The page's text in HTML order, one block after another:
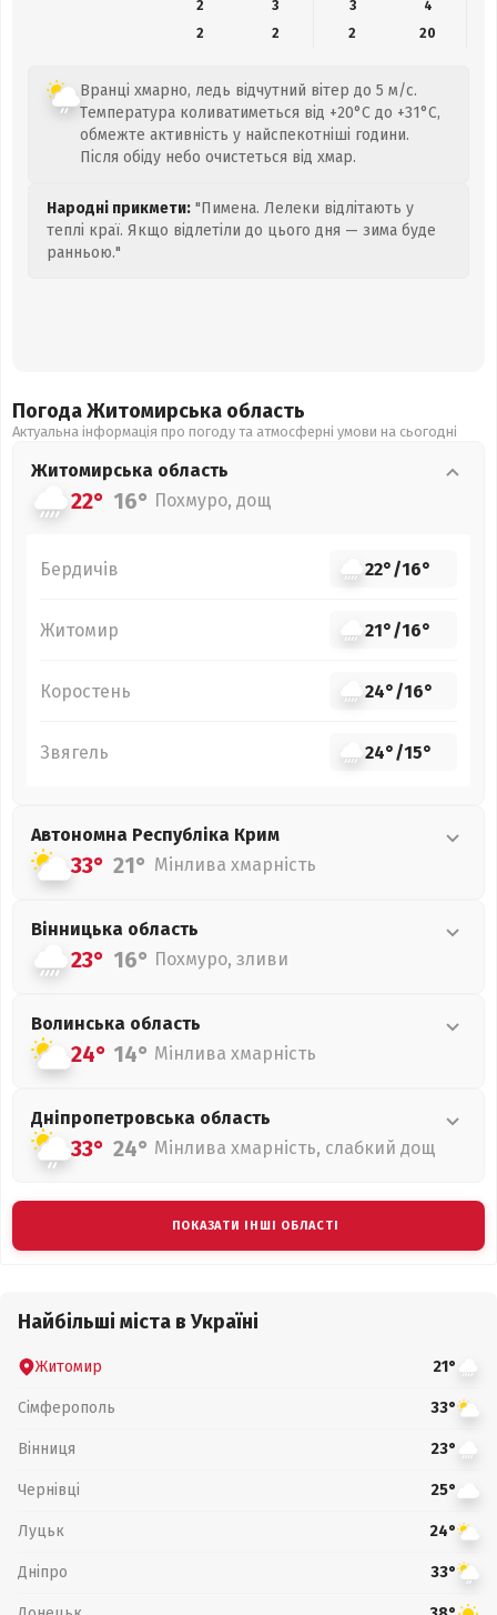
2
3 3
4
2
2 2 20
Вранці хмарно, ледь відчутний вітер до 5 м/с.
Температура коливатиметься від +20°C до +31°C,
обмежте активність у найспекотніші години.
Після обіду небо очистеться від хмар.
Народні прикмети: "Пимена. Лелеки відлітають у
теплі краї. Якщо відлетіли до цього дня — зима буде
ранньою."
Погода Житомирська область
Актуальна інформація про погоду та атмосферні умови на сьогодні
Житомирська область
22° 16° Похмуро, дощ
Бердичів 22°/16°
Житомир 21°/16°
Коростень 24°/16°
Звягель 24°/15°
Автономна Республіка Крим
33° 21° Мінлива хмарність
Вінницька область
23° 16° Похмуро, зливи
Волинська область
24° 14° Мінлива хмарність
Дніпропетровська область
33° 24° Мінлива хмарність, слабкий дощ
ПОКАЗАТИ ІНШІ ОБЛАСТІ
Найбільші міста в Україні
Житомир 21°
Сімферополь 33°
Вінниця 23°
Чернівці 25°
Луцьк 24°
Дніпро 33°